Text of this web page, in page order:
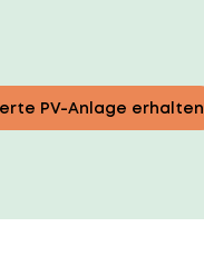
PV-Anlage erhalten